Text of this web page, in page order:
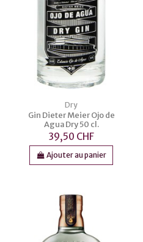
Dry
Gin Dieter Meier Ojo de
Agua Dry 50 cl.
39,50 CHF
Ajouter au panier